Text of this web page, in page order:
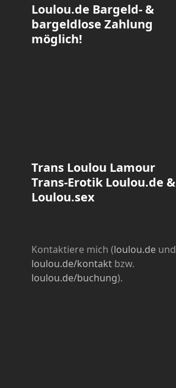
Loulou.de Bargeld- &
bargeldlose Zahlung
möglich!
Trans Loulou Lamour
Trans-Erotik Loulou.de &
Loulou.sex
Kontaktiere mich (loulou.deund
loulou.de/kontaktbzw.
loulou.de/buchung).